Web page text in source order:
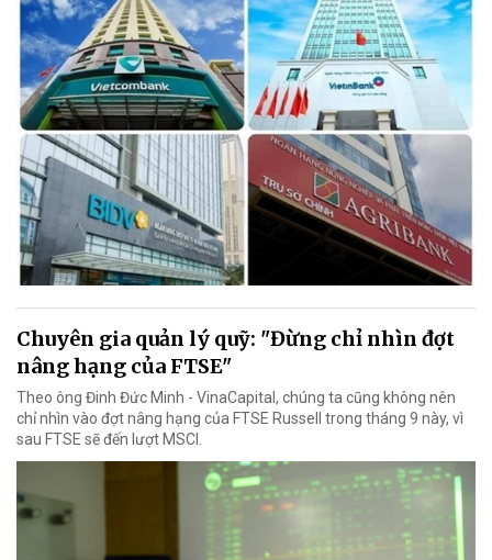
Chuyên gia quản lý quỹ: "Đừng chỉ nhìn đợt
nâng hạng của FTSE"
Theo ông Đinh Đức Minh - VinaCapital, chúng ta cũng không nên
chỉ nhìn vào đợt nâng hạng của FTSE Russell trong tháng 9 này, vì
sau FTSE sẽ đến lượt MSCI.